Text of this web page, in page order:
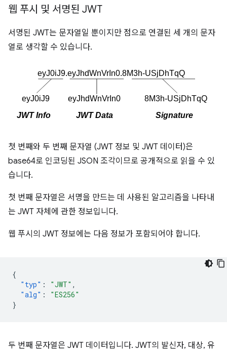
웹 푸시 및 서명된 JWT
서명된 JWT는 문자열일 뿐이지만 점으로 연결된 세 개의 문자
열로 생각할 수 있습니다.
첫 번째와 두 번째 문자열 (JWT 정보 및 JWT 데이터)은
base64로 인코딩된 JSON 조각이므로 공개적으로 읽을 수 있
습니다.
첫 번째 문자열은 서명을 만드는 데 사용된 알고리즘을 나타내
는 JWT 자체에 관한 정보입니다.
웹 푸시의 JWT 정보에는 다음 정보가 포함되어야 합니다.
{
"typ" : "JWT" ,
"alg" :
"ES256"
}
두 번째 문자열은 JWT 데이터입니다. JWT의 발신자, 대상, 유